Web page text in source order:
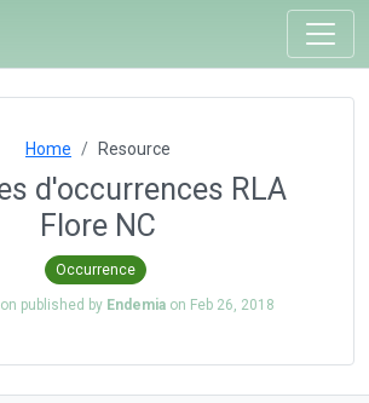
Home Resource
d'occurrences RLA
Flore NC
Occurrence
published by Endemia on Feb 26, 2018